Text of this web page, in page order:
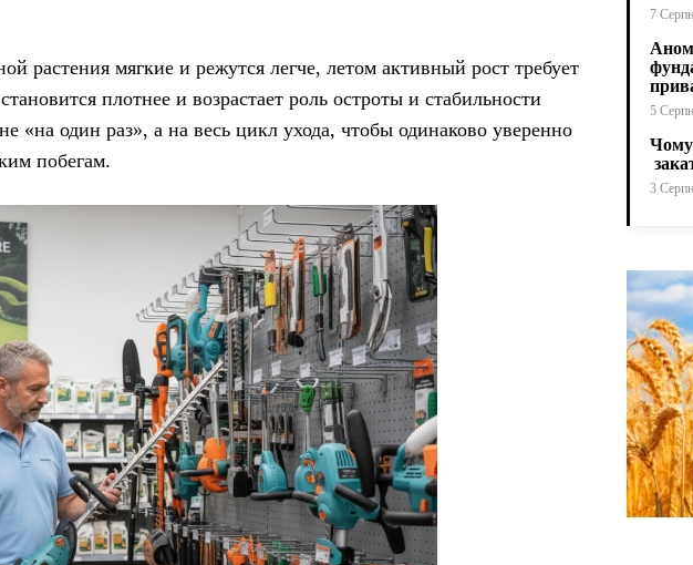
мягкие и режутся легче, летом активный рост требует
плотнее и возрастает роль остроты и стабильности
один раз», а на весь цикл ухода, чтобы одинаково уверенно
побегам.
7
5
Чому
3